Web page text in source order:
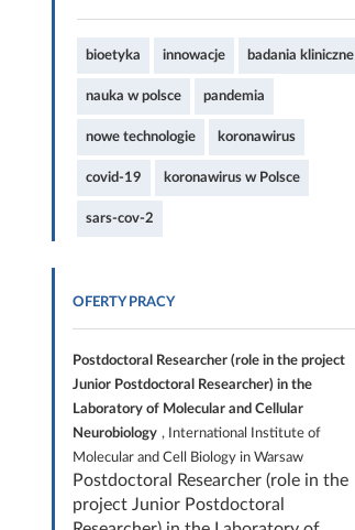
bioetyka innowacje badania kliniczne
nauka w polsce pandemia
nowe technologie koronawirus
covid-19 koronawirus w Polsce
sars-cov-2
OFERTY PRACY
Postdoctoral Researcher (role in the project
Junior Postdoctoral Researcher) in the
Laboratory of Molecular and Cellular
Neurobiology , International Institute of
Molecular and Cell Biology in Warsaw
Postdoctoral Researcher (role in the
project Junior Postdoctoral